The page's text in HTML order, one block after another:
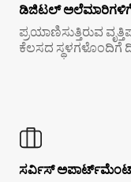
ಡಿಜಿಟಲ್ ಅಲೆಮಾರಿಗಳಿಗೆ
ಪ್ರಯಾಣಿಸುತ್ತಿರುವ
ಕೆಲಸದ ಸ್ಥಳಗಳೊಂದಿಗೆ
ಸರ್ವಿಸ್